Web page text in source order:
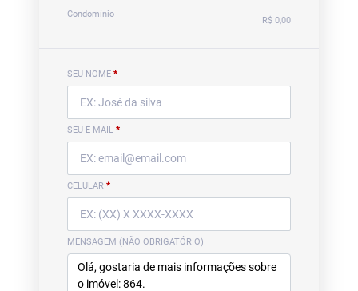
Condomínio
R$ 0,00
SEU NOME *
SEU E-MAIL *
CELULAR *
MENSAGEM (NÃO OBRIGATÓRIO)